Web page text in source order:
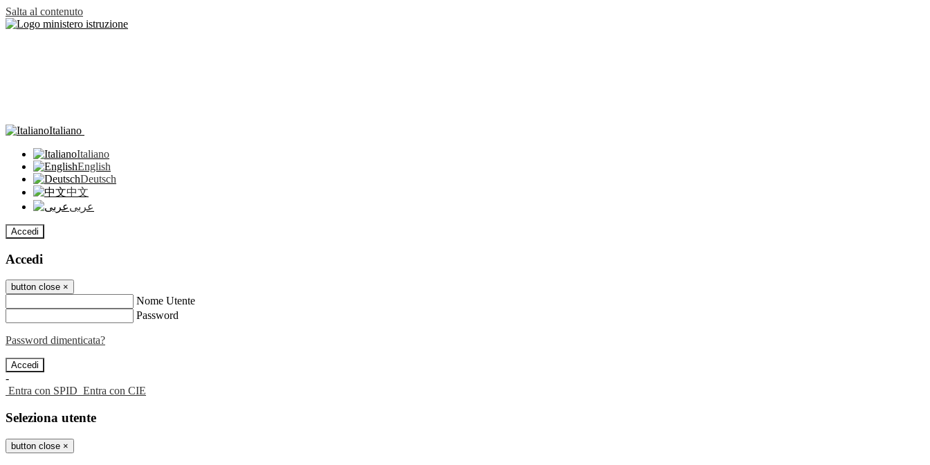
Salta al contenuto
Italiano
Italiano
English
Deutsch
中文
عربى
Accedi
Accedi
button close ×
Nome Utente
Password
Password dimenticata?
-
Entra con SPID Entra con CIE
Seleziona utente
button close ×